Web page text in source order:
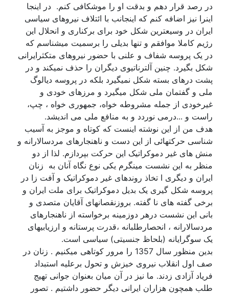
در رصد قرار دهم و بدقت او را موشکافی کنم. در اینجا
اینرا نیز اضافه کنم که اینجانب با ائتلاف نیروهای سیاسی
ایران در وسیعترین شکل خود برای برکناری و انحلال این
رژیم کاملا موافقم و تنها بدیلی را برسمیت میشناسم که
در یک پروسه شفاف و علنی با حضور نیروهای متکثرایرانی
شکل بگیرد. چنین آلترناتیوی دیگران را حذف نمیکند و در
پشت درهای بسته شکل نمیگیرد بلکه در پروسه دیالوگ
ملی و گفتمان ملی شکل میگیرد و مرزهای خودی و
غیرخودی از جمله مشروطه خواه، جمهوری خواه ، چپ،
راست و ...درمی نوردد و به منافع ملی می اندیشد.
هدف من از این نوشته اینست که کوتاه و موجز به آسیب
شناسی حرکتهائی از این دست و ناهنجارهای مردسالارانه و
منش های غیر دموکراتیک این حرکت بپردازم. لذا از دو
منظر به این نشست مینگرم یکی نوع نگاه آنان به زنان
ایران و دیگری ا تخاذ روندهای غیر دموکراتیک و آفت زا در
پروسه شکل گیری یک بدیل دموکراتیک برای ملت ایران و
برخی گفته های نا گفته. بروزنقصانهای آقایان متصدی و
بانی این نشست درهر دوزمینه برخواسته از ناهنجارهای
مردسالارانه ، انحصارطلبانه ،قدرت پرستانه و ارزیابیهای
یک سوگرایانه (بلحاظ جنسیتی) سیاسی است.
بدین منظور سال 1357 را مرور کوتاهی میکنیم . زنان در
صف اول انقلاب نیروی خیزش و تحول برعلیه استبداد
فریاد آزادی زدند. ما نیز در آن میان بعنوان جوانی تهیج
طلب همچون هزاران ایرانی دیگر حضور داشتیم . تصور